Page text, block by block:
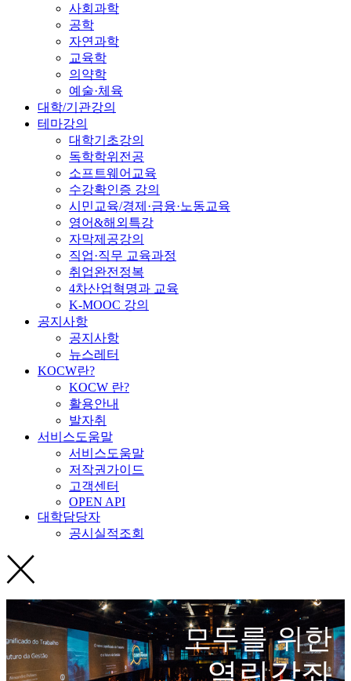
사회과학
공학
자연과학
교육학
의약학
예술·체육
대학/기관강의
테마강의
대학기초강의
독학학위전공
소프트웨어교육
수강확인증 강의
시민교육/경제·금융·노동교육
영어&해외특강
자막제공강의
직업·직무 교육과정
취업완전정복
4차산업혁명과 교육
K-MOOC 강의
공지사항
공지사항
뉴스레터
KOCW란?
KOCW 란?
활용안내
발자취
서비스도움말
서비스도움말
저작권가이드
고객센터
OPEN API
대학담당자
공시실적조회
모두를 위한